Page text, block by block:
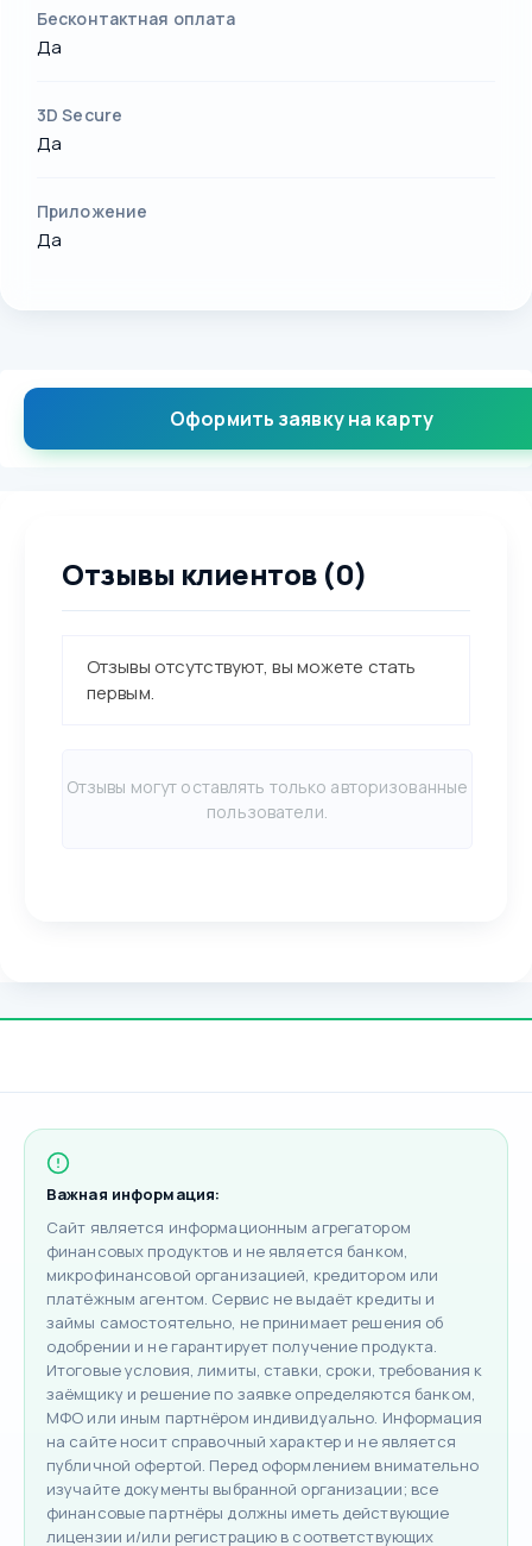
Бесконтактная оплата
Да
3D Secure
Да
Приложение
Да
Оформить заявку на карту
Отзывы клиентов (0)
Отзывы отсутствуют, вы можете стать
первым.
Отзывы могут оставлять только авторизованные
пользователи.
Важная информация:
Сайт является информационным агрегатором
финансовых продуктов и не является банком,
микрофинансовой организацией, кредитором или
платёжным агентом. Сервис не выдаёт кредиты и
займы самостоятельно, не принимает решения об
одобрении и не гарантирует получение продукта.
Итоговые условия, лимиты, ставки, сроки, требования к
заёмщику и решение по заявке определяются банком,
МФО или иным партнёром индивидуально. Информация
на сайте носит справочный характер и не является
публичной офертой. Перед оформлением внимательно
изучайте документы выбранной организации; все
финансовые партнёры должны иметь действующие
лицензии и/или регистрацию в соответствующих